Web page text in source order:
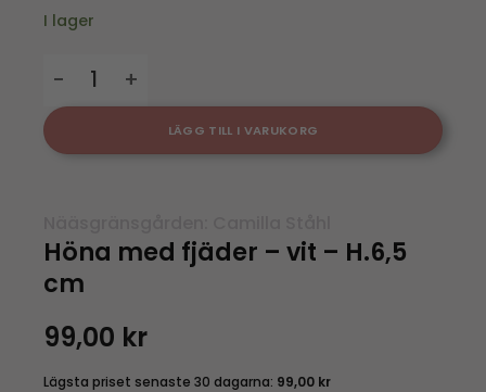
I lager
LÄGG TILL I VARUKORG
Höna med fjäder – vit – H.6,5
cm
99,00 kr
Lägsta priset senaste 30 dagarna: 99,00 kr